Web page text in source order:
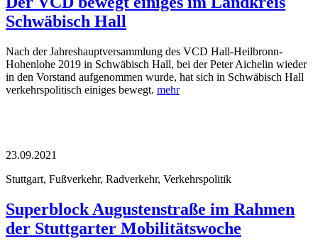
Schwäbisch Hall
Nach der Jahreshauptversammlung des VCD Hall-Heilbronn-
Hohenlohe 2019 in Schwäbisch Hall, bei der Peter Aichelin wieder
in den Vorstand aufgenommen wurde, hat sich in Schwäbisch Hall
verkehrspolitisch einiges bewegt. mehr
23.09.2021
Stuttgart, Fußverkehr, Radverkehr, Verkehrspolitik
Superblock Augustenstraße im Rahmen
der Stuttgarter Mobilitätswoche